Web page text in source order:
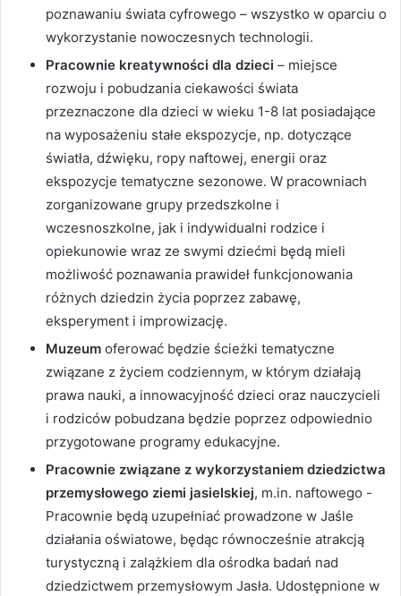
poznawaniu świata cyfrowego – wszystko w oparciu o
wykorzystanie nowoczesnych technologii.
Pracownie kreatywności dla dzieci – miejsce
rozwoju i pobudzania ciekawości świata
przeznaczone dla dzieci w wieku 1-8 lat posiadające
na wyposażeniu stałe ekspozycje, np. dotyczące
światła, dźwięku, ropy naftowej, energii oraz
ekspozycje tematyczne sezonowe. W pracowniach
zorganizowane grupy przedszkolne i
wczesnoszkolne, jak i indywidualni rodzice i
opiekunowie wraz ze swymi dziećmi będą mieli
możliwość poznawania prawideł funkcjonowania
różnych dziedzin życia poprzez zabawę,
eksperyment i improwizację.
Muzeum oferować będzie ścieżki tematyczne
związane z życiem codziennym, w którym działają
prawa nauki, a innowacyjność dzieci oraz nauczycieli
i rodziców pobudzana będzie poprzez odpowiednio
przygotowane programy edukacyjne.
Pracownie związane z wykorzystaniem dziedzictwa
przemysłowego ziemi jasielskiej, m.in. naftowego -
Pracownie będą uzupełniać prowadzone w Jaśle
działania oświatowe, będąc równocześnie atrakcją
turystyczną i zalążkiem dla ośrodka badań nad
dziedzictwem przemysłowym Jasła. Udostępnione w